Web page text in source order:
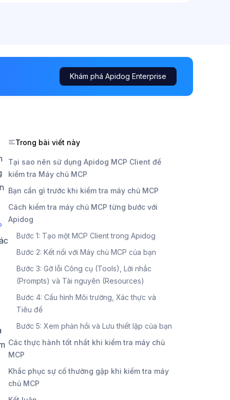
Khám phá Apidog Enterprise
Trong bài viết này
Tại sao nên sử dụng Apidog MCP Client để
kiểm tra Máy chủ MCP
Bạn cần gì trước khi kiểm tra máy chủ MCP
Cách kiểm tra máy chủ MCP từng bước với
Apidog
Bước 1: Tạo một MCP Client trong Apidog
Bước 2: Kết nối với Máy chủ MCP của bạn
Bước 3: Gỡ lỗi Công cụ (Tools), Lời nhắc
(Prompts) và Tài nguyên (Resources)
Bước 4: Cấu hình Môi trường, Xác thực và
Tiêu đề
Bước 5: Xem phản hồi và Lưu thiết lập của bạn
Các thực hành tốt nhất khi kiểm tra máy chủ
MCP
Khắc phục sự cố thường gặp khi kiểm tra máy
chủ MCP